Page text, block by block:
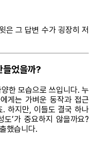
은 그 답변 수가 굉장히 저
들었을까?
한 모습으로 쓰입니다. 누
게는 가벼운 동작과 접근
하지만, 이들도 결국 하나
’가 중요하지 않을까요?
했습니다.